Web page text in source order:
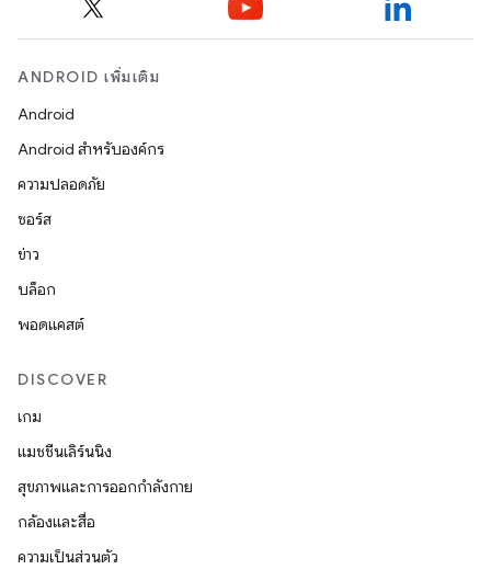
ANDROID เพิ่มเติม
Android
Android สำหรับองค์กร
ความปลอดภัย
ซอร์ส
ข่าว
บล็อก
พอดแคสต์
DISCOVER
เกม
แมชชีนเลิร์นนิง
สุขภาพและการออกกำลังกาย
กล้องและสื่อ
ความเป็นส่วนตัว